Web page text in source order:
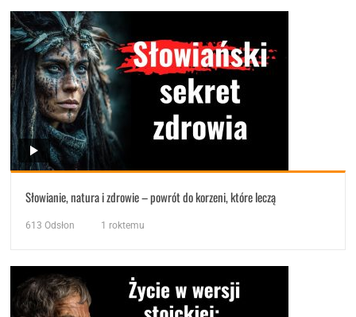
Słowianie, natura i zdrowie – powrót do korzeni, które leczą
613 Odsłon 1 roktemu